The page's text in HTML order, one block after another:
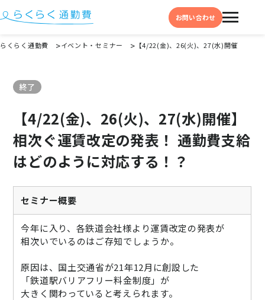
お問い合わせ
選ばれる理由
事例
料金
イベント・セミナー
よくある質問
お役立ちコラム
ニュース
らくらく通勤費 イベント・セミナー 【4/22(金)、26(火)、27(水)開催】相次
終了
【4/22(金)、26(火)、27(水)開催】
相次ぐ運賃改定の発表！ 通勤費支給
はどのように対応する！？
セミナー概要
今年に入り、各鉄道会社様より運賃改定の発表が
相次いでいるのはご存知でしょうか。
原因は、国土交通省が21年12月に創設した
「鉄道駅バリアフリー料金制度」が
大きく関わっていると考えられます。